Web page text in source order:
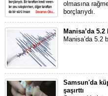
olmasına
borçlarıydı.
Manisa’da
Manisa’da 5.2
Samsun'da
şaşırttı